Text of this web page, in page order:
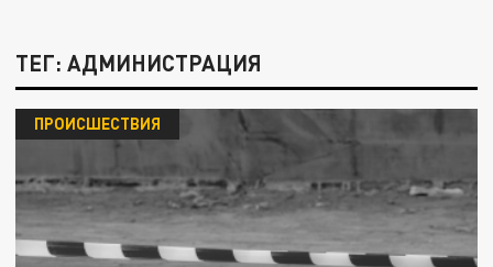
ТЕГ: АДМИНИСТРАЦИЯ
ПРОИСШЕСТВИЯ